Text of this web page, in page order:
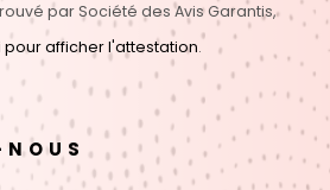
par Société des Avis Garantis,
pour afficher l'attestation.